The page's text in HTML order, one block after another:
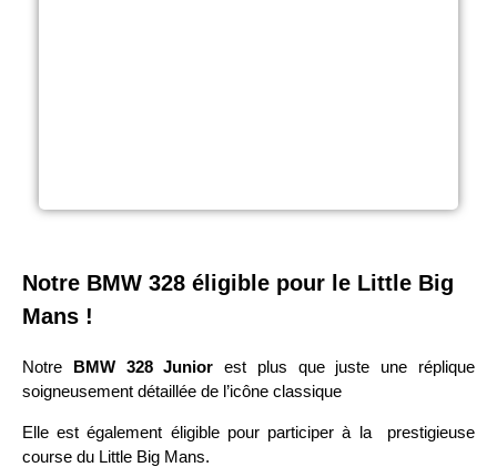
Notre BMW 328 éligible pour le Little Big
Mans !
Notre BMW 328 Junior est plus que juste une réplique
soigneusement détaillée de l’icône classique
Elle est également éligible pour participer à la prestigieuse
course du Little Big Mans.